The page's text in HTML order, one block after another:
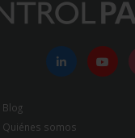
Blog
Quiénes somos